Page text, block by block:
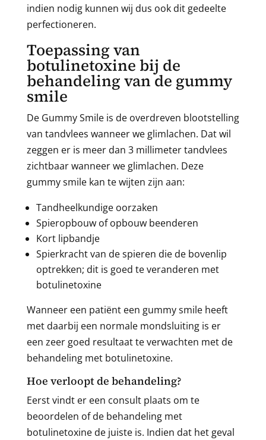
indien nodig kunnen wij dus ook dit gedeelte
perfectioneren.
Toepassing van
botulinetoxine bij de
behandeling van de gummy
smile
De Gummy Smile is de overdreven blootstelling
van tandvlees wanneer we glimlachen. Dat wil
zeggen er is meer dan 3 millimeter tandvlees
zichtbaar wanneer we glimlachen. Deze
gummy smile kan te wijten zijn aan:
Tandheelkundige oorzaken
Spieropbouw of opbouw beenderen
Kort lipbandje
Spierkracht van de spieren die de bovenlip
optrekken; dit is goed te veranderen met
botulinetoxine
Wanneer een patiënt een gummy smile heeft
met daarbij een normale mondsluiting is er
een zeer goed resultaat te verwachten met de
behandeling met botulinetoxine.
Hoe verloopt de behandeling?
Eerst vindt er een consult plaats om te
beoordelen of de behandeling met
botulinetoxine de juiste is. Indien dat het geval